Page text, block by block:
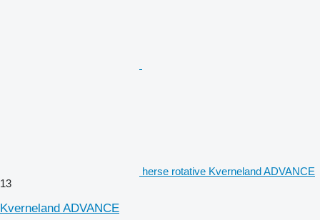
herse rotative Kverneland ADVANCE
13
Kverneland ADVANCE